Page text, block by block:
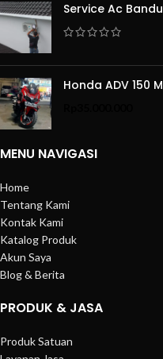
Service Ac
Honda ADV 150
MENU NAVIGASI
Home
Tentang Kami
Kontak Kami
Katalog Produk
Akun Saya
Blog & Berita
PRODUK & JASA
Produk Satuan